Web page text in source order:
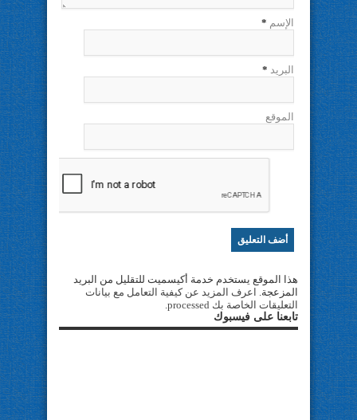
الإسم *
البريد *
الموقع
هذا الموقع يستخدم خدمة أكيسميت للتقليل من البريد
المزعجة. اعرف المزيد عن كيفية التعامل مع بيانات
التعليقات الخاصة بك processed
.
تابعنا على فيسبوك